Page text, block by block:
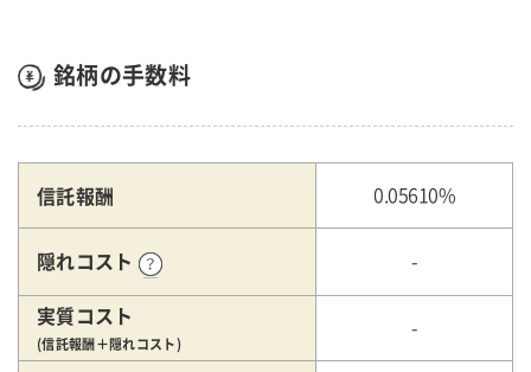
銘柄の手数料
信託報酬 0.05610%
隠れコスト -
実質コスト
(信託報酬＋隠れコスト)
-